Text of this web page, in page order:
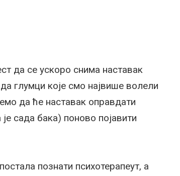
да се ускоро снима наставак
глумци које смо највише волели
да ће наставак оправдати
сада бака) поново појавити
познати психотерапеут, а